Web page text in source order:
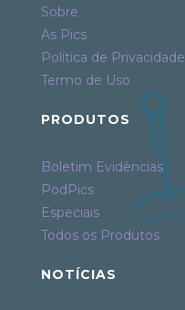
Sobre
As Pics
Política de Privacidade
Termo de Uso
PRODUTOS
Boletim Evidências
PodPics
Especiais
Todos os Produtos
NOTÍCIAS